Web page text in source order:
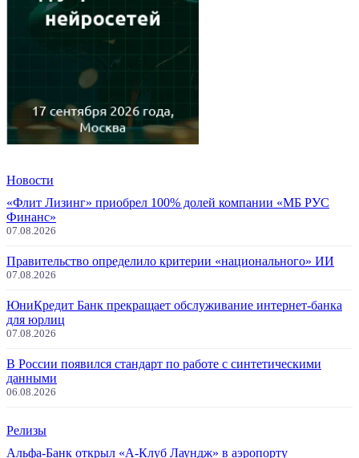
Новости
«Флит Лизинг» приобрел 100% долей компании «МБ РУС
Финанс»
07.08.2026
Правительство определило критерии «национального» ИИ
07.08.2026
ЮниКредит Банк прекращает обслуживание интернет-банка
для юрлиц
07.08.2026
В России появился стандарт по работе с синтетическими
данными
06.08.2026
Релизы
Альфа-Банк открыл «А-Клуб Лаундж» в аэропорту